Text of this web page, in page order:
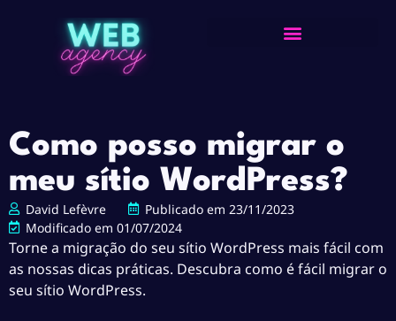
Como posso migrar o
meu sítio WordPress?
David Lefèvre Publicado em 23/11/2023
Modificado em 01/07/2024
Torne a migração do seu sítio WordPress mais fácil com
as nossas dicas práticas. Descubra como é fácil migrar o
seu sítio WordPress.